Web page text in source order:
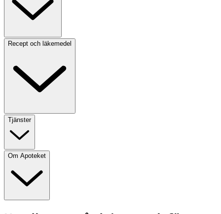
Recept och läkemedel
Tjänster
Om Apoteket